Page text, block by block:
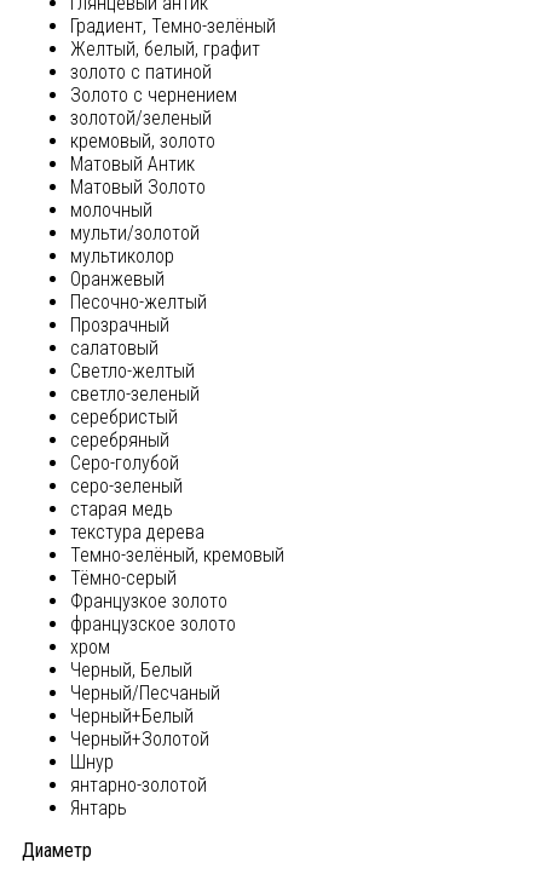
Градиент, Темно-зелёный
Желтый, белый, графит
золото с патиной
Золото с чернением
золотой/зеленый
кремовый, золото
Матовый Антик
Матовый Золото
молочный
мульти/золотой
мультиколор
Оранжевый
Песочно-желтый
Прозрачный
салатовый
Светло-желтый
светло-зеленый
серебристый
серебряный
Серо-голубой
серо-зеленый
старая медь
текстура дерева
Темно-зелёный, кремовый
Тёмно-серый
Французкое золото
французское золото
хром
Черный, Белый
Черный/Песчаный
Черный+Белый
Черный+Золотой
Шнур
янтарно-золотой
Янтарь
Диаметр